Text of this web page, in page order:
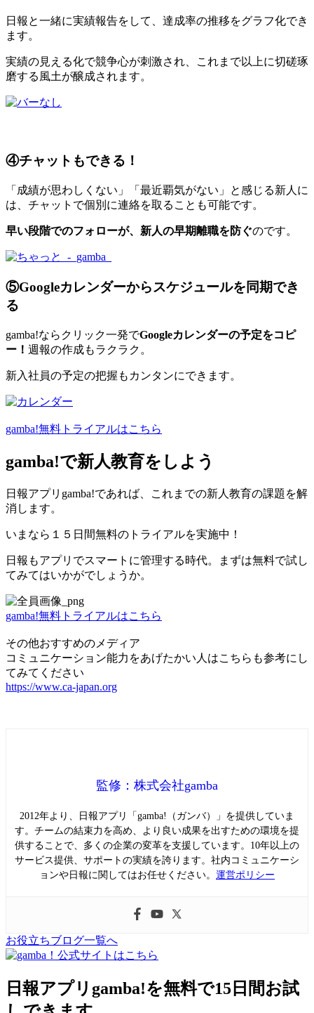
日報と一緒に実績報告をして、達成率の推移をグラフ化でき
ます。
実績の見える化で競争心が刺激され、これまで以上に切磋琢
磨する風土が醸成されます。
④チャットもできる！
「成績が思わしくない」「最近覇気がない」と感じる新人に
は、チャットで個別に連絡を取ることも可能です。
早い段階でのフォローが、新人の早期離職を防ぐのです。
⑤Googleカレンダーからスケジュールを同期でき
る
gamba!ならクリック一発でGoogleカレンダーの予定をコピ
ー！ 週報の作成もラクラク。
新入社員の予定の把握もカンタンにできます。
gamba!無料トライアルはこちら
gamba!で新人教育をしよう
日報アプリgamba!であれば、これまでの新人教育の課題を解
消します。
いまなら１５日間無料のトライアルを実施中！
日報もアプリでスマートに管理する時代。まずは無料で試し
てみてはいかがでしょうか。
gamba!無料トライアルはこちら
その他おすすめのメディア
コミュニケーション能力をあげたかい人はこちらも参考にし
てみて ください
https://www.ca-japan.org
監修：株式会社gamba
2012年より、日報アプリ「gamba!（ガンバ）」を提供していま
す。チームの結束力を高め、より良い成果を出すための環境を提
供することで、多くの企業の変革を支援しています。10年以上の
サービス提供、サポートの実績を誇ります。社内コミュニケーシ
ョンや日報に関してはお任せください。 運営ポリシー
お役立ちブログ一覧へ
日報アプリgamba!を無料で15日間お試